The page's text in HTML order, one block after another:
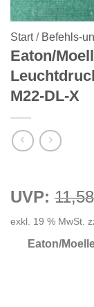
Start / Befehls-
Eaton/
M22-DL-X
UVP:
exkl. 19 % MwSt.
Eaton/